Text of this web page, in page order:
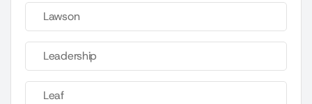
Lawson
Leadership
Leaf